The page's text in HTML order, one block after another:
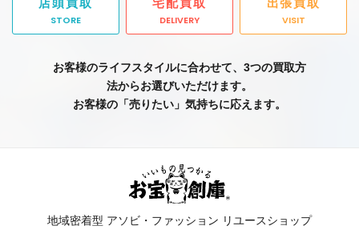
店頭買取
STORE
宅配買取
DELIVERY
出張買取
VISIT
お客様のライフスタイルに合わせて、3つの買取方
法からお選びいただけます。
お客様の「売りたい」気持ちに応えます。
地域密着型 アソビ・ファッション リユースショップ